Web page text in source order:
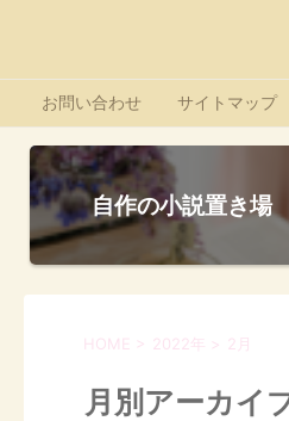
お問い合わせ サイトマップ
自作の小説置き場
HOME > 2022年 > 2月
月別アーカイ